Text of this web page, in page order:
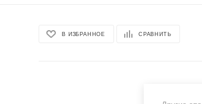
В ИЗБРАННОЕ СРАВНИТЬ